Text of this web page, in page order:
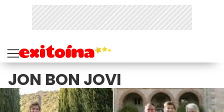
JON BON JOVI